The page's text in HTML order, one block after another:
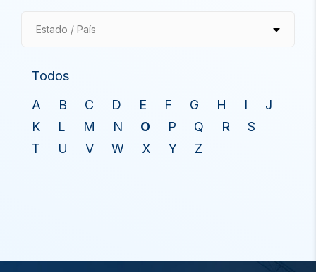
Estado / País
Todos
A
B C D E F G H I
J
K
L M N O P Q R
S
T
U V W X Y Z